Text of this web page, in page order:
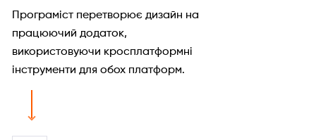
Програміст перетворює дизайн на
працюючий додаток,
використовуючи кросплатформні
інструменти для обох платформ.